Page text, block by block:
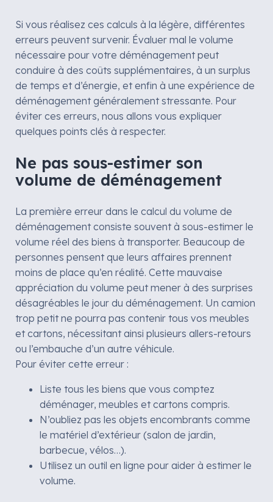
Si vous réalisez ces calculs à la légère, différentes
erreurs peuvent survenir. Évaluer mal le volume
nécessaire pour votre déménagement peut
conduire à des coûts supplémentaires, à un surplus
de temps et d’énergie, et enfin à une expérience de
déménagement généralement stressante. Pour
éviter ces erreurs, nous allons vous expliquer
quelques points clés à respecter.
Ne pas sous-estimer son
volume de déménagement
La première erreur dans le calcul du volume de
déménagement consiste souvent à sous-estimer le
volume réel des biens à transporter. Beaucoup de
personnes pensent que leurs affaires prennent
moins de place qu’en réalité. Cette mauvaise
appréciation du volume peut mener à des surprises
désagréables le jour du déménagement. Un camion
trop petit ne pourra pas contenir tous vos meubles
et cartons, nécessitant ainsi plusieurs allers-retours
ou l’embauche d’un autre véhicule.
Pour éviter cette erreur :
Liste tous les biens que vous comptez
déménager, meubles et cartons compris.
N’oubliez pas les objets encombrants comme
le matériel d’extérieur (salon de jardin,
barbecue, vélos…).
Utilisez un outil en ligne pour aider à estimer le
volume.